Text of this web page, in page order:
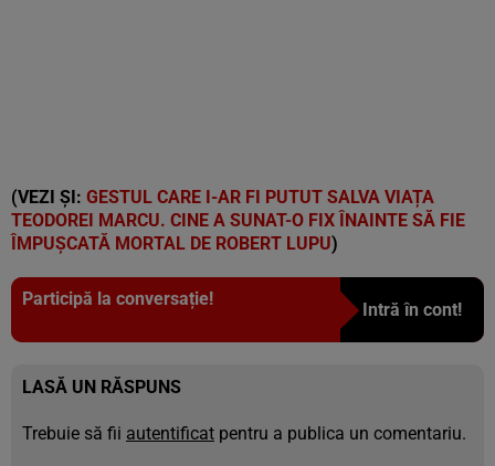
(VEZI ȘI: GESTUL CARE I-AR FI PUTUT SALVA VIAȚA
TEODOREI MARCU. CINE A SUNAT-O FIX ÎNAINTE SĂ FIE
ÎMPUȘCATĂ MORTAL DE ROBERT LUPU)
Participă la conversație!
Intră în cont!
LASĂ UN RĂSPUNS
Trebuie să fii autentificat pentru a publica un comentariu.